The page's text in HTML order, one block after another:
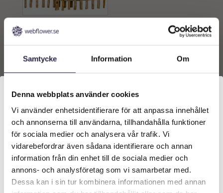
Samtycke Information Om
Denna webbplats använder cookies
Vi använder enhetsidentifierare för att anpassa innehållet
och annonserna till användarna, tillhandahålla funktioner
för sociala medier och analysera vår trafik. Vi
vidarebefordrar även sådana identifierare och annan
information från din enhet till de sociala medier och
annons- och analysföretag som vi samarbetar med.
Dessa kan i sin tur kombinera informationen med annan
Grind | Kastanj H 100 cm B
175cm
varukorg
KONTAKT
Välkommen till Webflower
Vilken typ av kund är du? Du kan alltid justera ditt val
längst upp på sidan.
Företagskund (exkl. moms)